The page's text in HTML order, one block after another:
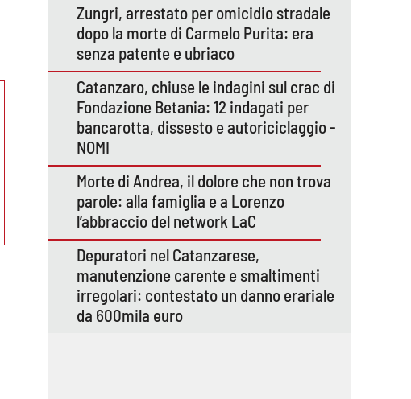
Zungri, arrestato per omicidio stradale
dopo la morte di Carmelo Purita: era
senza patente e ubriaco
Catanzaro, chiuse le indagini sul crac di
Fondazione Betania: 12 indagati per
bancarotta, dissesto e autoriciclaggio -
NOMI
Morte di Andrea, il dolore che non trova
parole: alla famiglia e a Lorenzo
l’abbraccio del network LaC
Depuratori nel Catanzarese,
manutenzione carente e smaltimenti
irregolari: contestato un danno erariale
da 600mila euro